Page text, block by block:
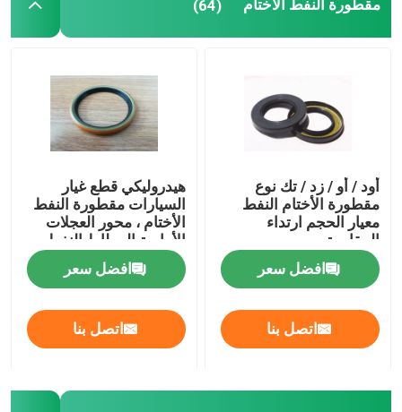
مقطورة النفط الأختام (64)
أود / أو / زد / تك نوع
مقطورة الأختام النفط
معيار الحجم ارتداء
المقاومة
افضل سعر
اتصل بنا
هيدروليكي قطع غيار
السيارات مقطورة النفط
الأختام ، محور العجلات
الأمامية المطاط النفط
ختم موتور سيارة تحمل
افضل سعر
اتصل بنا